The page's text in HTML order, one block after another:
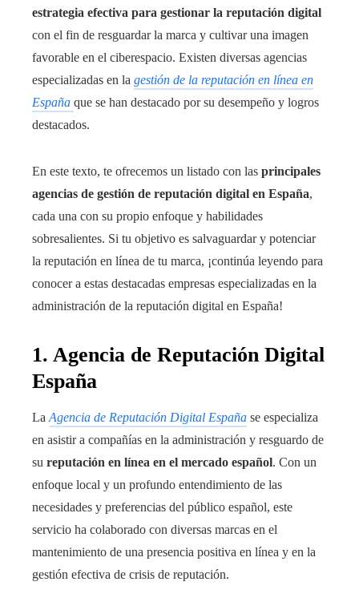
estrategia efectiva para gestionar la reputación digital
con el fin de resguardar la marca y cultivar una imagen
favorable en el ciberespacio. Existen diversas agencias
especializadas en la gestión de la reputación en línea en
España que se han destacado por su desempeño y logros
destacados.
En este texto, te ofrecemos un listado con las principales
agencias de gestión de reputación digital en España,
cada una con su propio enfoque y habilidades
sobresalientes. Si tu objetivo es salvaguardar y potenciar
la reputación en línea de tu marca, ¡continúa leyendo para
conocer a estas destacadas empresas especializadas en la
administración de la reputación digital en España!
1. Agencia de Reputación Digital
España
La Agencia de Reputación Digital España se especializa
en asistir a compañías en la administración y resguardo de
su reputación en línea en el mercado español. Con un
enfoque local y un profundo entendimiento de las
necesidades y preferencias del público español, este
servicio ha colaborado con diversas marcas en el
mantenimiento de una presencia positiva en línea y en la
gestión efectiva de crisis de reputación.